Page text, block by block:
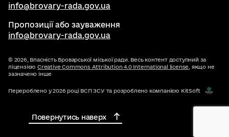
info@brovary-rada.gov.ua
Пропозиції або зауваження
info@brovary-rada.gov.ua
© 2026, Власність Броварської міської ради. Весь контент доступний за
ліцензією Creative Commons Attribution 4.0 International license , якщо не
зазначено інше
Перероблено у 2026 році ВСП ЗСУ та розроблено компанією KitSoft
Повернутись наверх